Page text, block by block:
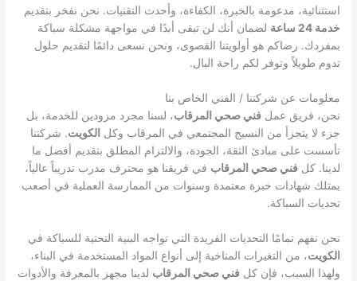
استثنائية، مدعومة بالخبرة، الكفاءة، وأحدث التقنيات. نحن نفخر بتقديم
خدمة 24 ساعة
لضمان أنك لن تبقى أبدًا في مواجهة مشكلة سباكة
بمفردك. رضاكم هو أولويتنا القصوى، ونحن نسعى دائمًا لتقديم حلول
تدوم طويلاً وتوفر لكم راحة البال.
معلومات عن شركتنا / الفني الخاص بنا
نحن، فريق عملفني صحي المرقاب، لسنا مجرد مزودين للخدمة، بل
جزء لا يتجزأ من النسيج المجتمعي في المرقاب وكل الكويت. شركتنا
تأسست على مبادئ الثقة، الجودة، والالتزام المطلق بتقديم أفضل ما
لدينا. كلفني صحي المرقاب في فريقنا هو محترف مدرب تدريباً عالياً،
يمتلك شهادات خبرة معتمدة وسنوات من الممارسة العملية في أصعب
تحديات السباكة.
نحن نفهم تمامًا التحديات الفريدة التي تواجه البنية التحتية للسباكة في
الكويت، من التغيرات المناخية إلى أنواع المواد المستخدمة في البناء،
ولهذا السبب، فإن كلفني صحي المرقاب لدينا مجهز بالمعرفة والأدوات